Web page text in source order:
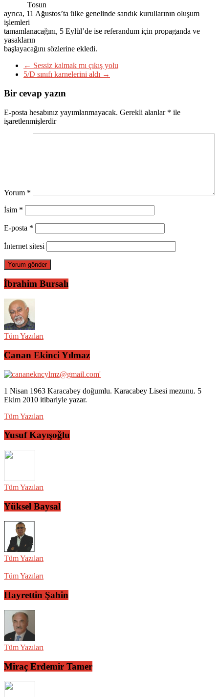
Tosun
ayrıca, 11 Ağustos’ta ülke genelinde sandık kurullarının oluşum
işlemleri
tamamlanacağını, 5 Eylül’de ise referandum için propaganda ve
yasakların
başlayacağını sözlerine ekledi.
← Sessiz kalmak mı çıkış yolu
5/D sınıfı karnelerini aldı →
Bir cevap yazın
E-posta hesabınız yayımlanmayacak. Gerekli alanlar * ile
işaretlenmişlerdir
Yorum *
İsim *
E-posta *
İnternet sitesi
İbrahim Bursalı
Tüm Yazıları
Canan Ekinci Yılmaz
1 Nisan 1963 Karacabey doğumlu. Karacabey Lisesi mezunu. 5
Ekim 2010 itibariyle yazar.
Tüm Yazıları
Yusuf Kayışoğlu
Tüm Yazıları
Yüksel Baysal
Tüm Yazıları
Tüm Yazıları
Hayrettin Şahin
Tüm Yazıları
Miraç Erdemir Tamer